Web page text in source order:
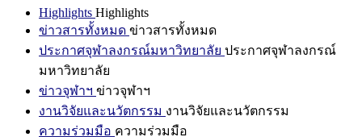
Highlights Highlights
ข่าวสารทั้งหมด ข่าวสารทั้งหมด
ประกาศจุฬาลงกรณ์มหาวิทยาลัย ประกาศจุฬาลงกรณ์
มหาวิทยาลัย
ข่าวจุฬาฯ ข่าวจุฬาฯ
งานวิจัยและนวัตกรรม งานวิจัยและนวัตกรรม
ความร่วมมือ ความร่วมมือ